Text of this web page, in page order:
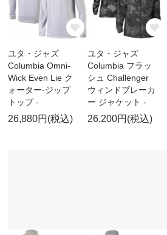
ユタ・ジャズ
Columbia Omni-
Wick Even Lie ク
ォーター-ジップ
トップ -
26,880円(税込)
ユタ・ジャズ
Columbia フラッ
シュ Challenger
ウィンドブレーカ
ー ジャケット -
26,200円(税込)